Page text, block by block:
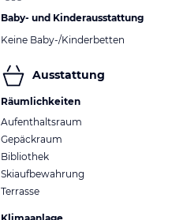
Baby- und Kinderausstattung
Keine Baby-/Kinderbetten
Ausstattung
Räumlichkeiten
Aufenthaltsraum
Gepäckraum
Bibliothek
Skiaufbewahrung
Terrasse